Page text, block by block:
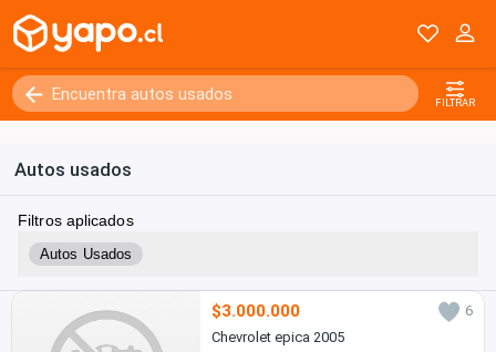
FILTRAR
Autos usados
Filtros aplicados
Autos Usados
$3.000.000
6
Chevrolet epica 2005
Kilómetros